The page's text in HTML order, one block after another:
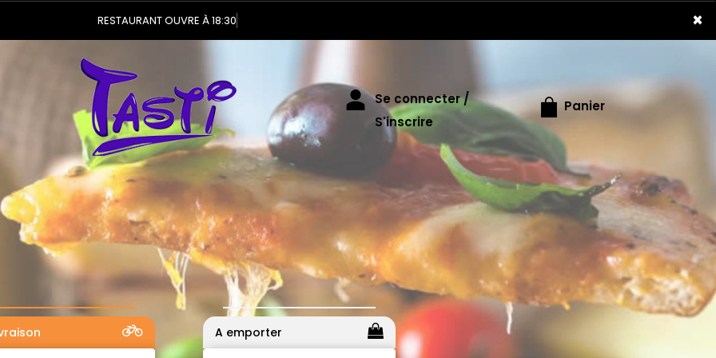
×
Vous pouve
Se connecter /
S'inscrire
Panier
A emporter